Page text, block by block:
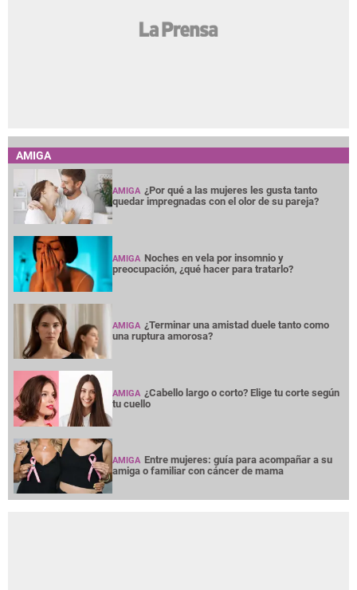
AMIGA
AMIGA ¿Por qué a las mujeres les gusta tanto
quedar impregnadas con el olor de su pareja?
AMIGA Noches en vela por insomnio y
preocupación, ¿qué hacer para tratarlo?
AMIGA ¿Terminar una amistad duele tanto como
una ruptura amorosa?
AMIGA ¿Cabello largo o corto? Elige tu corte según
tu cuello
AMIGA Entre mujeres: guía para acompañar a su
amiga o familiar con cáncer de mama